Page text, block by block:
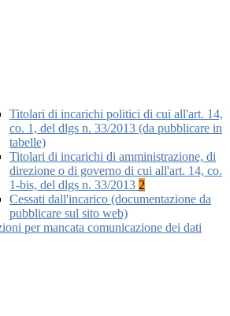
Titolari di incarichi politici di cui all'art. 14,
co. 1, del dlgs n. 33/2013 (da pubblicare in
tabelle)
Titolari di incarichi di amministrazione, di
direzione o di governo di cui all'art. 14, co.
1-bis, del dlgs n. 33/2013 2
Cessati dall'incarico (documentazione da
pubblicare sul sito web)
per mancata comunicazione dei dati